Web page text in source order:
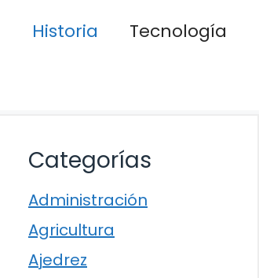
Historia
Tecnología
Categorías
Administración
Agricultura
Ajedrez